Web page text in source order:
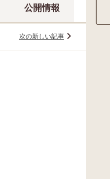
公開情報
次の新しい記事